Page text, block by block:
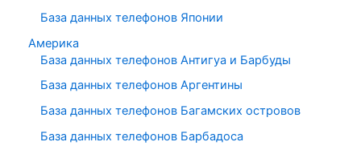
База данных телефонов Японии
Америка
База данных телефонов Антигуа и Барбуды
База данных телефонов Аргентины
База данных телефонов Багамских островов
База данных телефонов Барбадоса